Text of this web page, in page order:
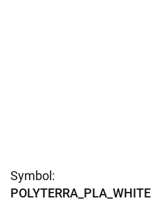
Symbol:
POLYTERRA_PLA_WHITE